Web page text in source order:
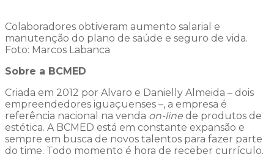
Colaboradores obtiveram aumento salarial e
manutenção do plano de saúde e seguro de vida.
Foto: Marcos Labanca
Sobre a BCMED
Criada em 2012 por Alvaro e Danielly Almeida – dois
empreendedores iguaçuenses –, a empresa é
referência nacional na venda on-line de produtos de
estética. A BCMED está em constante expansão e
sempre em busca de novos talentos para fazer parte
do time. Todo momento é hora de receber currículo.